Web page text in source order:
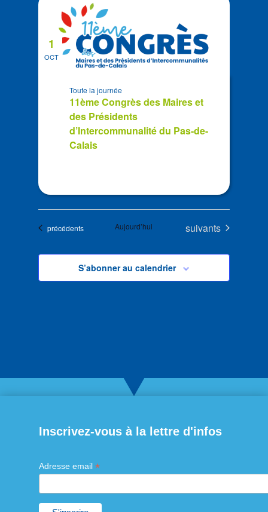
OCT
1
11ème Congrès des Maires et
des Présidents
d’Intercommunalité du Pas-de-
Calais
Toute la journée
Évènements
précédents Aujourd’hui Évènements
suivants
S’abonner au calendrier
Inscrivez-vous à la lettre d'infos
Adresse email *